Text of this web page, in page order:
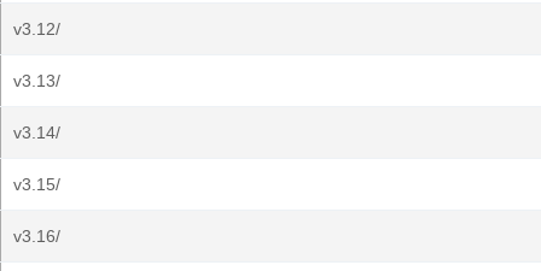
v3.12/
v3.13/
v3.14/
v3.15/
v3.16/